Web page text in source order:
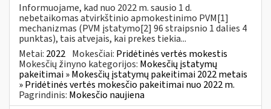
Informuojame, kad nuo 2022 m. sausio 1 d.
nebetaikomas atvirkštinio apmokestinimo PVM[1]
mechanizmas (PVM įstatymo[2] 96 straipsnio 1 dalies 4
punktas), tais atvejais, kai prekes tiekia...
Metai: 2022 Mokesčiai: Pridėtinės vertės mokestis
Mokesčių žinyno kategorijos: Mokesčių įstatymų
pakeitimai » Mokesčių įstatymų pakeitimai 2022 metais
» Pridėtinės vertės mokesčio pakeitimai nuo 2022 m.
Pagrindinis: Mokesčio naujiena